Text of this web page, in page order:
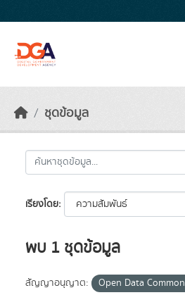
ชุดข้อมูล
เรียงโดย
พบ 1 ชุดข้อมูล
สัญญาอนุญาต: Open Data Common